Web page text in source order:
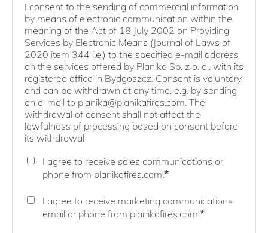
I consent to the sending of commercial information
by means of electronic communication within the
meaning of the Act of 18 July 2002 on Providing
Services by Electronic Means (Journal of Laws of
2020 item 344 i.e.) to the specified e-mail address
on the services offered by Planika Sp. z o. o., with its
registered office in Bydgoszcz. Consent is voluntary
and can be withdrawn at any time, e.g. by sending
an e-mail to planika@planikafires.com. The
withdrawal of consent shall not affect the
lawfulness of processing based on consent before
its withdrawal
I agree to receive sales communications or
phone from planikafires.com.*
I agree to receive marketing communications
email or phone from planikafires.com.*